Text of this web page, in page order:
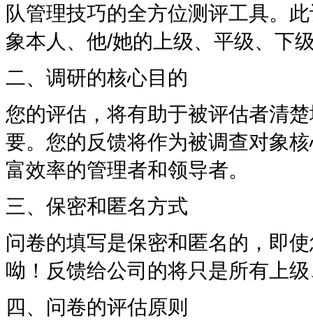
队管理技巧的全方位测评工具。
象本人、他/她的上级、平级、下
二、调研的核心目的
您的评估，将有助于被评估者清
要。您的反馈将作为被调查对象
富效率的管理者和领导者。
三、保密和匿名方式
问卷的填写是保密和匿名的，即
呦！反馈给公司的将只是所有上
四、问卷的评估原则